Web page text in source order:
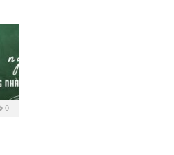
0